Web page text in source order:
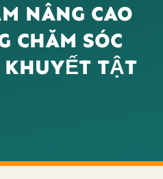
NÂNG CAO
CHĂM SÓC
TẬT